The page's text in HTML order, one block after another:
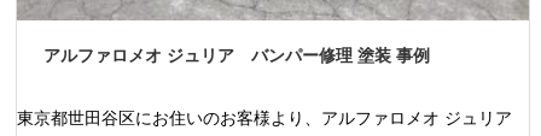
アルファロメオ ジュリア バンパー修理 塗装 事例
東京都世田谷区にお住いのお客様より、アルファロメオ ジュリア